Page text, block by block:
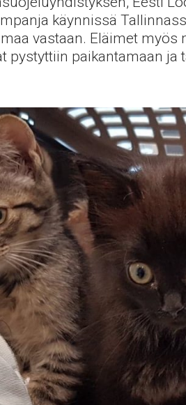
käynnissä
vastaan. Eläimet
pystyttiin paikantamaan